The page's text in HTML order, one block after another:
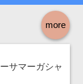
more
サマーガシャ